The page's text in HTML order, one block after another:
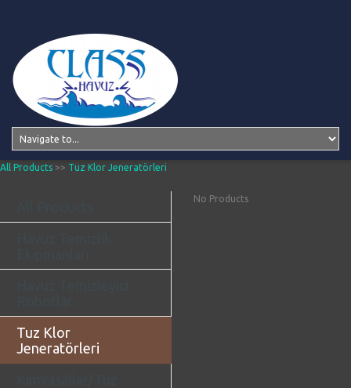
All Products >> Tuz Klor Jeneratörleri
Tuz Klor
Jeneratörleri
No Products